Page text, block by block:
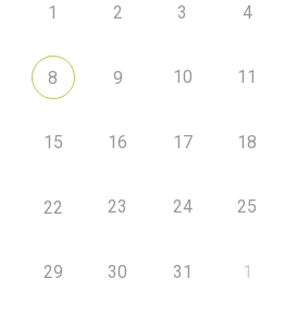
1 2 3 4
8 9 10 11
15 16 17 18
22 23 24 25
29 30 31 1